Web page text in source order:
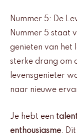
Nummer 5: De
Nummer 5 staat
genieten van het
sterke drang om
levensgenieter
naar nieuwe
Je hebt een
enthousiasme.